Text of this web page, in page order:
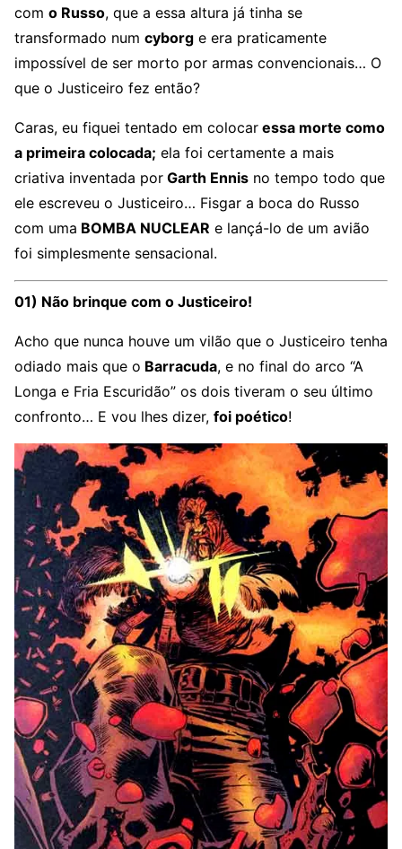
com o Russo, que a essa altura já tinha se
transformado num cyborg e era praticamente
impossível de ser morto por armas convencionais… O
que o Justiceiro fez então?
Caras, eu fiquei tentado em colocar essa morte como
a primeira colocada; ela foi certamente a mais
criativa inventada por Garth Ennis no tempo todo que
ele escreveu o Justiceiro… Fisgar a boca do Russo
com uma BOMBA NUCLEAR e lançá-lo de um avião
foi simplesmente sensacional.
01) Não brinque com o Justiceiro!
Acho que nunca houve um vilão que o Justiceiro tenha
odiado mais que o Barracuda, e no final do arco “A
Longa e Fria Escuridão” os dois tiveram o seu último
confronto… E vou lhes dizer, foi poético!